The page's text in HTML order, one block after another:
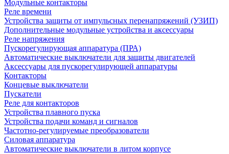
Модульные контакторы
Реле времени
Устройства защиты от импульсных перенапряжений (УЗИП)
Дополнительные модульные устройства и аксессуары
Реле напряжения
Пускорегулирующая аппаратура (ПРА)
Автоматические выключатели для защиты двигателей
Аксессуары для пускорегулирующей аппаратуры
Контакторы
Концевые выключатели
Пускатели
Реле для контакторов
Устройства плавного пуска
Устройства подачи команд и сигналов
Частотно-регулируемые преобразователи
Силовая аппаратура
Автоматические выключатели в литом корпусе